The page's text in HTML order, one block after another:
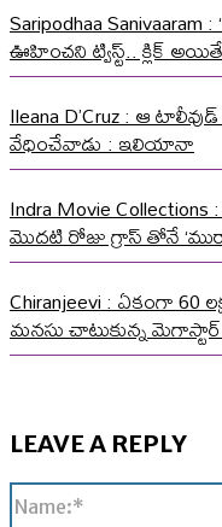
Saripodhaa
ఊహించని ట్విస్ట్.. క్లిక్
Ileana D’Cruz : ఆ
వేధించేవాడు : ఇలియానా
Indra Movie Collections
మొదటి రోజు గ్రాస్ తోనే
Chiranjeevi : ఏకంగా 60
మనసు చాటుకున్న
LEAVE A REPLY